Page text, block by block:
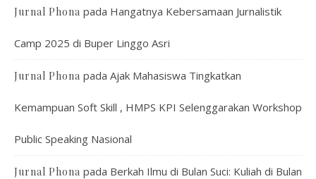
Jurnal Phona pada Hangatnya Kebersamaan Jurnalistik
Camp 2025 di Buper Linggo Asri
Jurnal Phona pada Ajak Mahasiswa Tingkatkan
Kemampuan Soft Skill , HMPS KPI Selenggarakan Workshop
Public Speaking Nasional
Jurnal Phona pada Berkah Ilmu di Bulan Suci: Kuliah di Bulan